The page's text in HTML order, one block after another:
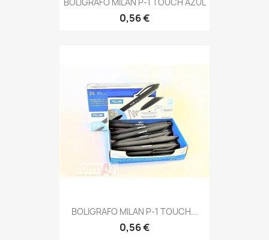
0,56 €
BOLIGRAFO MILAN P-1 TOUCH...
0,56 €